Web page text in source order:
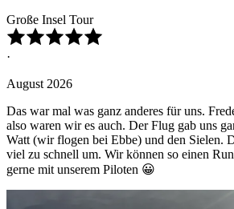
Große Insel Tour
·
August 2026
Das war mal was ganz anderes für uns.
also waren wir es auch. Der Flug gab uns
Watt (wir flogen bei Ebbe) und den Sielen.
viel zu schnell um. Wir können so einen
gerne mit unserem Piloten 😀